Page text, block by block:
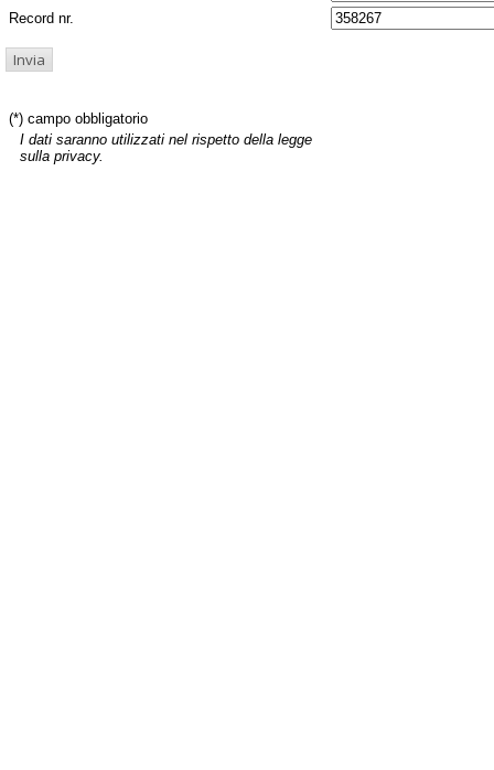
Record nr.
(*) campo obbligatorio
I dati saranno utilizzati nel rispetto della legge
sulla privacy.